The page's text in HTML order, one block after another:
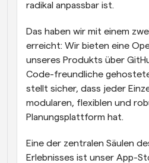
radikal anpassbar ist.
Das haben wir mit einem
erreicht: Wir bieten eine
unseres Produkts über
Code-freundliche
stellt sicher, dass jeder
modularen, flexiblen und
Planungsplattform hat.
Eine der zentralen Säulen
Erlebnisses ist unser App-